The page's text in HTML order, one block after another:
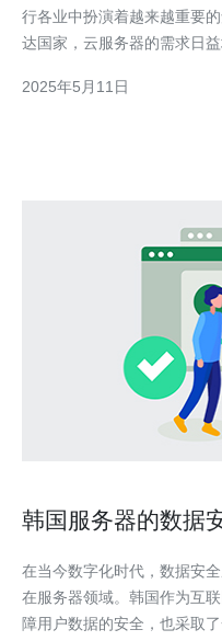
行各业中扮演着越来越重要
达国家，云服务器的需求日
一种网络传输协议，它通过
2025年5月11日
韩国服务器的数据
在当今数字化时代，数据安
在服务器领域。韩国作为互
障用户数据的安全，也采取